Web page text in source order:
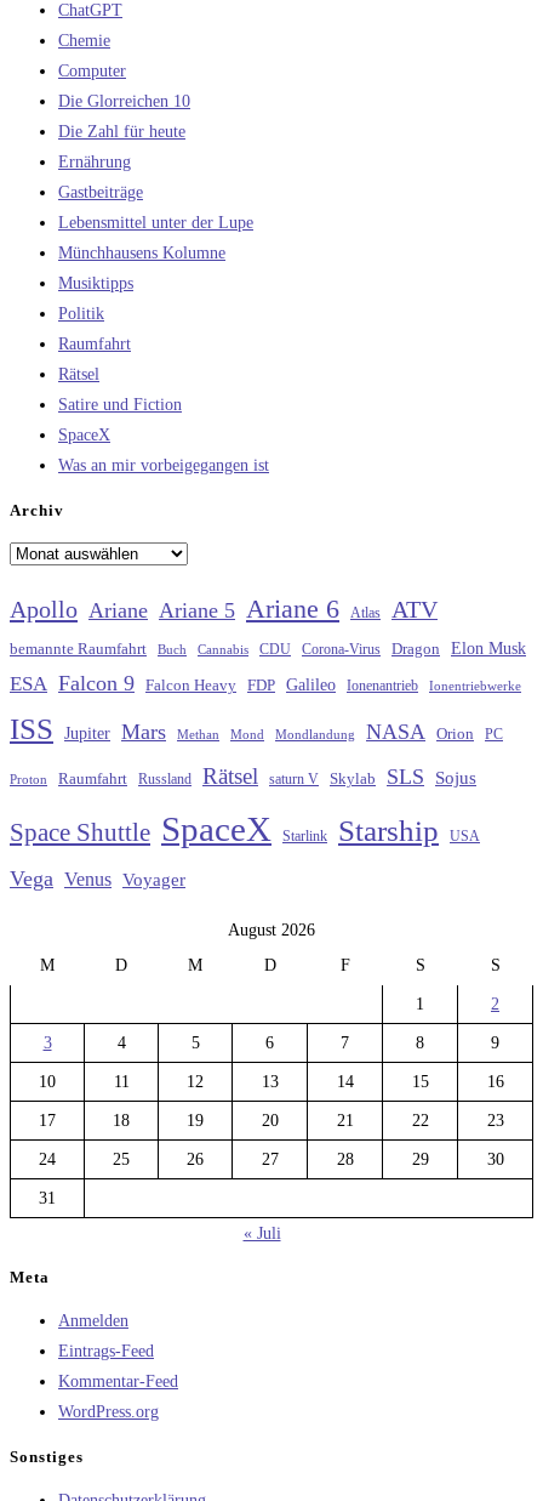
ChatGPT
Chemie
Computer
Die Glorreichen 10
Die Zahl für heute
Ernährung
Gastbeiträge
Lebensmittel unter der Lupe
Münchhausens Kolumne
Musiktipps
Politik
Raumfahrt
Rätsel
Satire und Fiction
SpaceX
Was an mir vorbeigegangen ist
Archiv
Archiv
Apollo Ariane Ariane 5 Ariane 6 Atlas ATV
bemannte Raumfahrt Buch Cannabis CDU Corona-Virus Dragon Elon Musk
ESA Falcon 9 Falcon Heavy FDP Galileo Ionenantrieb Ionentriebwerke
ISS Jupiter Mars Methan Mond Mondlandung NASA Orion PC
Proton Raumfahrt Russland Rätsel saturn V Skylab SLS Sojus
Space Shuttle SpaceX Starlink Starship USA
Vega Venus Voyager
August 2026
M
D M D F S S
1 2
3 4 5 6 7 8 9
10 11 12 13 14 15 16
17 18 19 20 21 22 23
24 25 26 27 28 29 30
31
« Juli
Meta
Anmelden
Eintrags-Feed
Kommentar-Feed
WordPress.org
Sonstiges